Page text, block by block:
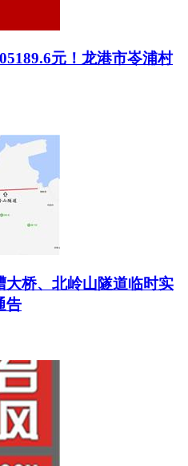
元！龙港市岺浦村
大桥、北岭山隧道临时实
告